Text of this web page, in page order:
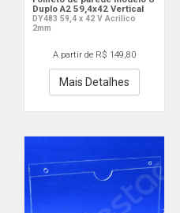
Duplo A2 59,4x42 Vertical
DY483 59,4 x 42 V Acrilico
2mm
A partir de R$ 149,80
Mais Detalhes